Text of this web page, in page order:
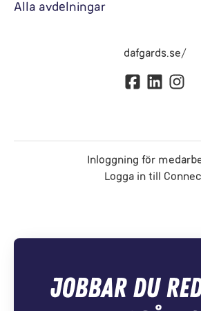
Alla avdelningar
dafgards.se/
Inloggning för
Logga in till
Jobbar du